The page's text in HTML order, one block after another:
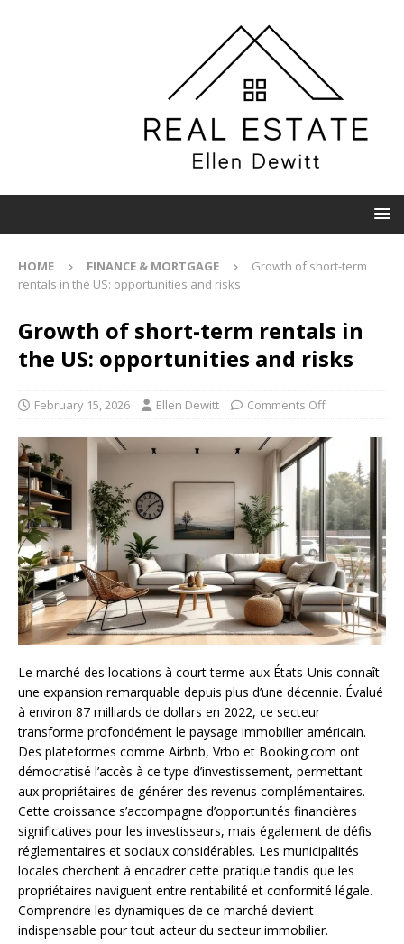
HOME FINANCE & MORTGAGE
Growth of short-term
rentals in the US: opportunities and risks
Growth of short-term rentals in
the US: opportunities and risks
February 15, 2026 Ellen Dewitt Comments Off
Le marché des locations à court terme aux États-Unis connaît
une expansion remarquable depuis plus d’une décennie. Évalué
à environ 87 milliards de dollars en 2022, ce secteur
transforme profondément le paysage immobilier américain.
Des plateformes comme Airbnb, Vrbo et Booking.com ont
démocratisé l’accès à ce type d’investissement, permettant
aux propriétaires de générer des revenus complémentaires.
Cette croissance s’accompagne d’opportunités financières
significatives pour les investisseurs, mais également de défis
réglementaires et sociaux considérables. Les municipalités
locales cherchent à encadrer cette pratique tandis que les
propriétaires naviguent entre rentabilité et conformité légale.
Comprendre les dynamiques de ce marché devient
indispensable pour tout acteur du secteur immobilier.